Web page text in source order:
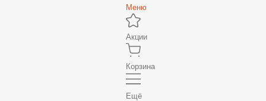
Меню
Акции
Корзина
Ещё